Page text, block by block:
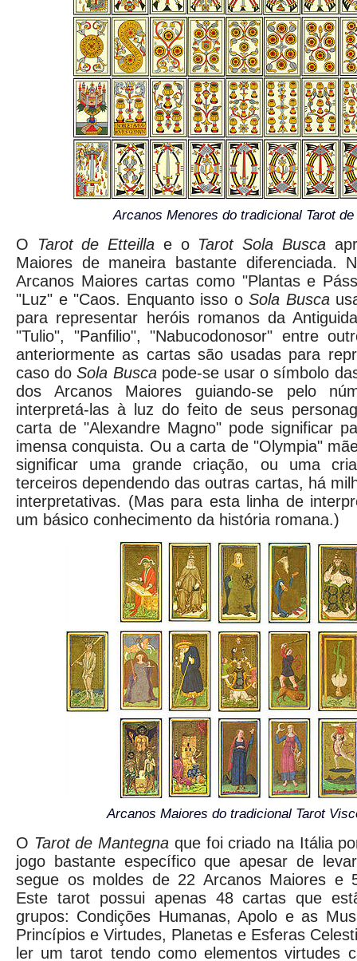
Arcanos Menores do tradicional Tarot
O Tarot de Etteilla e o Tarot Sola Busca
Maiores de maneira bastante diferenciada.
Arcanos Maiores cartas como "Plantas e
"Luz" e "Caos. Enquanto isso oSola Busca
para representar heróis romanos da
"Tulio", "Panfilio", "Nabucodonosor" entre
anteriormente as cartas são usadas para
caso doSola Buscapode-se usar o símbolo
dos Arcanos Maiores guiando-se pelo
interpretá-las à luz do feito de seus
carta de "Alexandre Magno" pode significar
imensa conquista. Ou a carta de "Olympia"
significar uma grande criação, ou uma
terceiros dependendo das outras cartas, há
interpretativas. (Mas para esta linha de
um básico conhecimento da história romana.)
Arcanos Maiores do tradicional Tarot
O Tarot de Mantegna que foi criado na Itália
jogo bastante específico que apesar de
segue os moldes de 22 Arcanos Maiores e
Este tarot possui apenas 48 cartas que
grupos: Condições Humanas, Apolo e as
Princípios e Virtudes, Planetas e Esferas
ler um tarot tendo como elementos virtudes